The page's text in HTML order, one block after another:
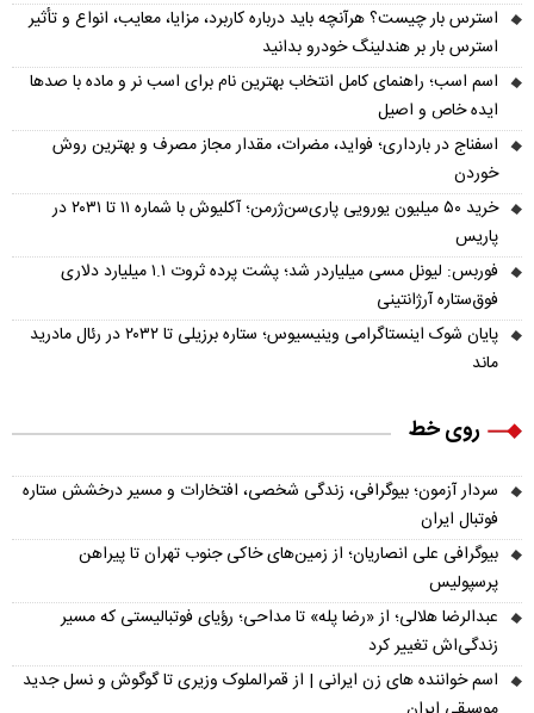
استرس بار چیست؟ هرآنچه باید درباره کاربرد، مزایا، معایب، انواع و تأثیر
استرس بار بر هندلینگ خودرو بدانید
اسم اسب؛ راهنمای کامل انتخاب بهترین نام برای اسب نر و ماده با صدها
ایده خاص و اصیل
اسفناج در بارداری؛ فواید، مضرات، مقدار مجاز مصرف و بهترین روش
خوردن
خرید ۵۰ میلیون یورویی پاری‌سن‌ژرمن؛ آکلیوش با شماره ۱۱ تا ۲۰۳۱ در
پاریس
فوربس: لیونل مسی میلیاردر شد؛ پشت پرده ثروت ۱.۱ میلیارد دلاری
فوق‌ستاره آرژانتینی
پایان شوک اینستاگرامی وینیسیوس؛ ستاره برزیلی تا ۲۰۳۲ در رئال مادرید
ماند
روی خط
سردار آزمون؛ بیوگرافی، زندگی شخصی، افتخارات و مسیر درخشش ستاره
فوتبال ایران
بیوگرافی علی انصاریان؛ از زمین‌های خاکی جنوب تهران تا پیراهن
پرسپولیس
عبدالرضا هلالی؛ از «رضا پله» تا مداحی؛ رؤیای فوتبالیستی که مسیر
زندگی‌اش تغییر کرد
اسم خواننده های زن ایرانی | از قمرالملوک وزیری تا گوگوش و نسل جدید